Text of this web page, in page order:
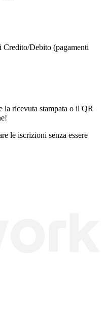
Credito/Debito (pagamenti
la ricevuta stampata o il QR
le iscrizioni senza essere